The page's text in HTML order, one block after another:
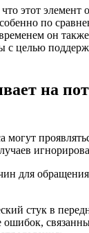
этот элемент
по
он
с целью
на
могут
для
стук в
ошибок,